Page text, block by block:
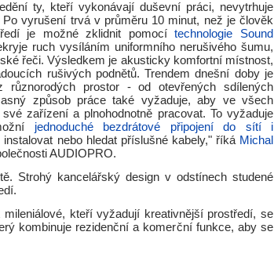
ty, kteří vykonávají duševní práci, nevytrhuje
vyrušení trvá v průměru 10 minut, než je člověk
je možné zklidnit pomocítechnologie Sound
ruch vysíláním uniformního nerušivého šumu,
řeči. Výsledkem je akusticky komfortní místnost,
rušivých podnětů. Trendem dnešní doby je
různorodých prostor - od otevřených sdílených
způsob práce také vyžaduje, aby ve všech
zařízení a plnohodnotně pracovat. To vyžaduje
jednoduché bezdrátové připojení do sítí i
instalovat nebo hledat příslušné kabely," říká Michal
AUDIOPRO.
Strohý kancelářský design v odstínech studené
kteří vyžadují kreativnější prostředí, se
kombinuje rezidenční a komerční funkce, aby se